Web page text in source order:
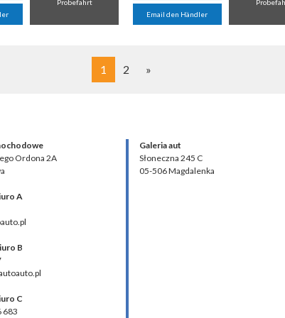
Probefahrt
Email den Händler
1 2 »
Ordona 2A
A
B
C
683
Galeria aut
Słoneczna 245 C
05-506 Magdalenka